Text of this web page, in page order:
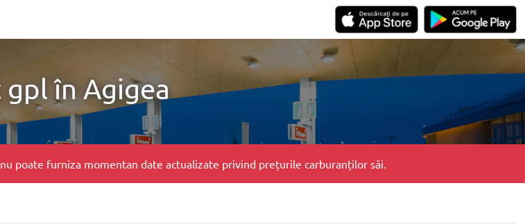
gpl în Agigea
poate furniza momentan date actualizate privind prețurile carburanților săi.